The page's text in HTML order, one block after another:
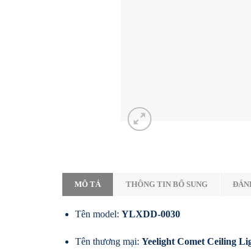
MÔ TẢ THÔNG TIN BỔ SUNG
Tên model: YLXDD-0030
Tên thương mại: Yeelight Comet Ceiling